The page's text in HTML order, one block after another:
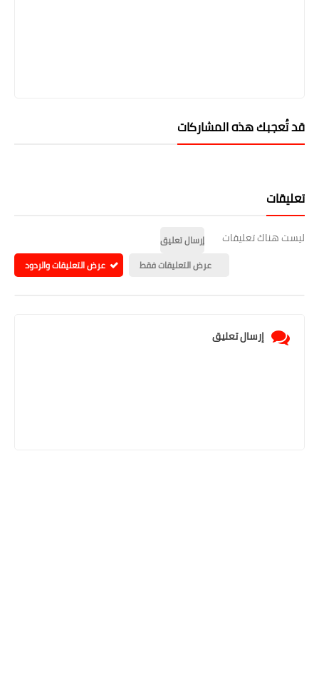
قد تُعجبك هذه المشاركات
تعليقات
ليست هناك تعليقات
إرسال تعليق
عرض التعليقات فقط
عرض التعليقات والردود
إرسال تعليق